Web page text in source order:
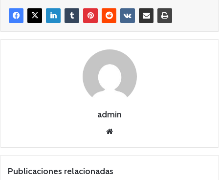
admin
we
Publicaciones relacionadas